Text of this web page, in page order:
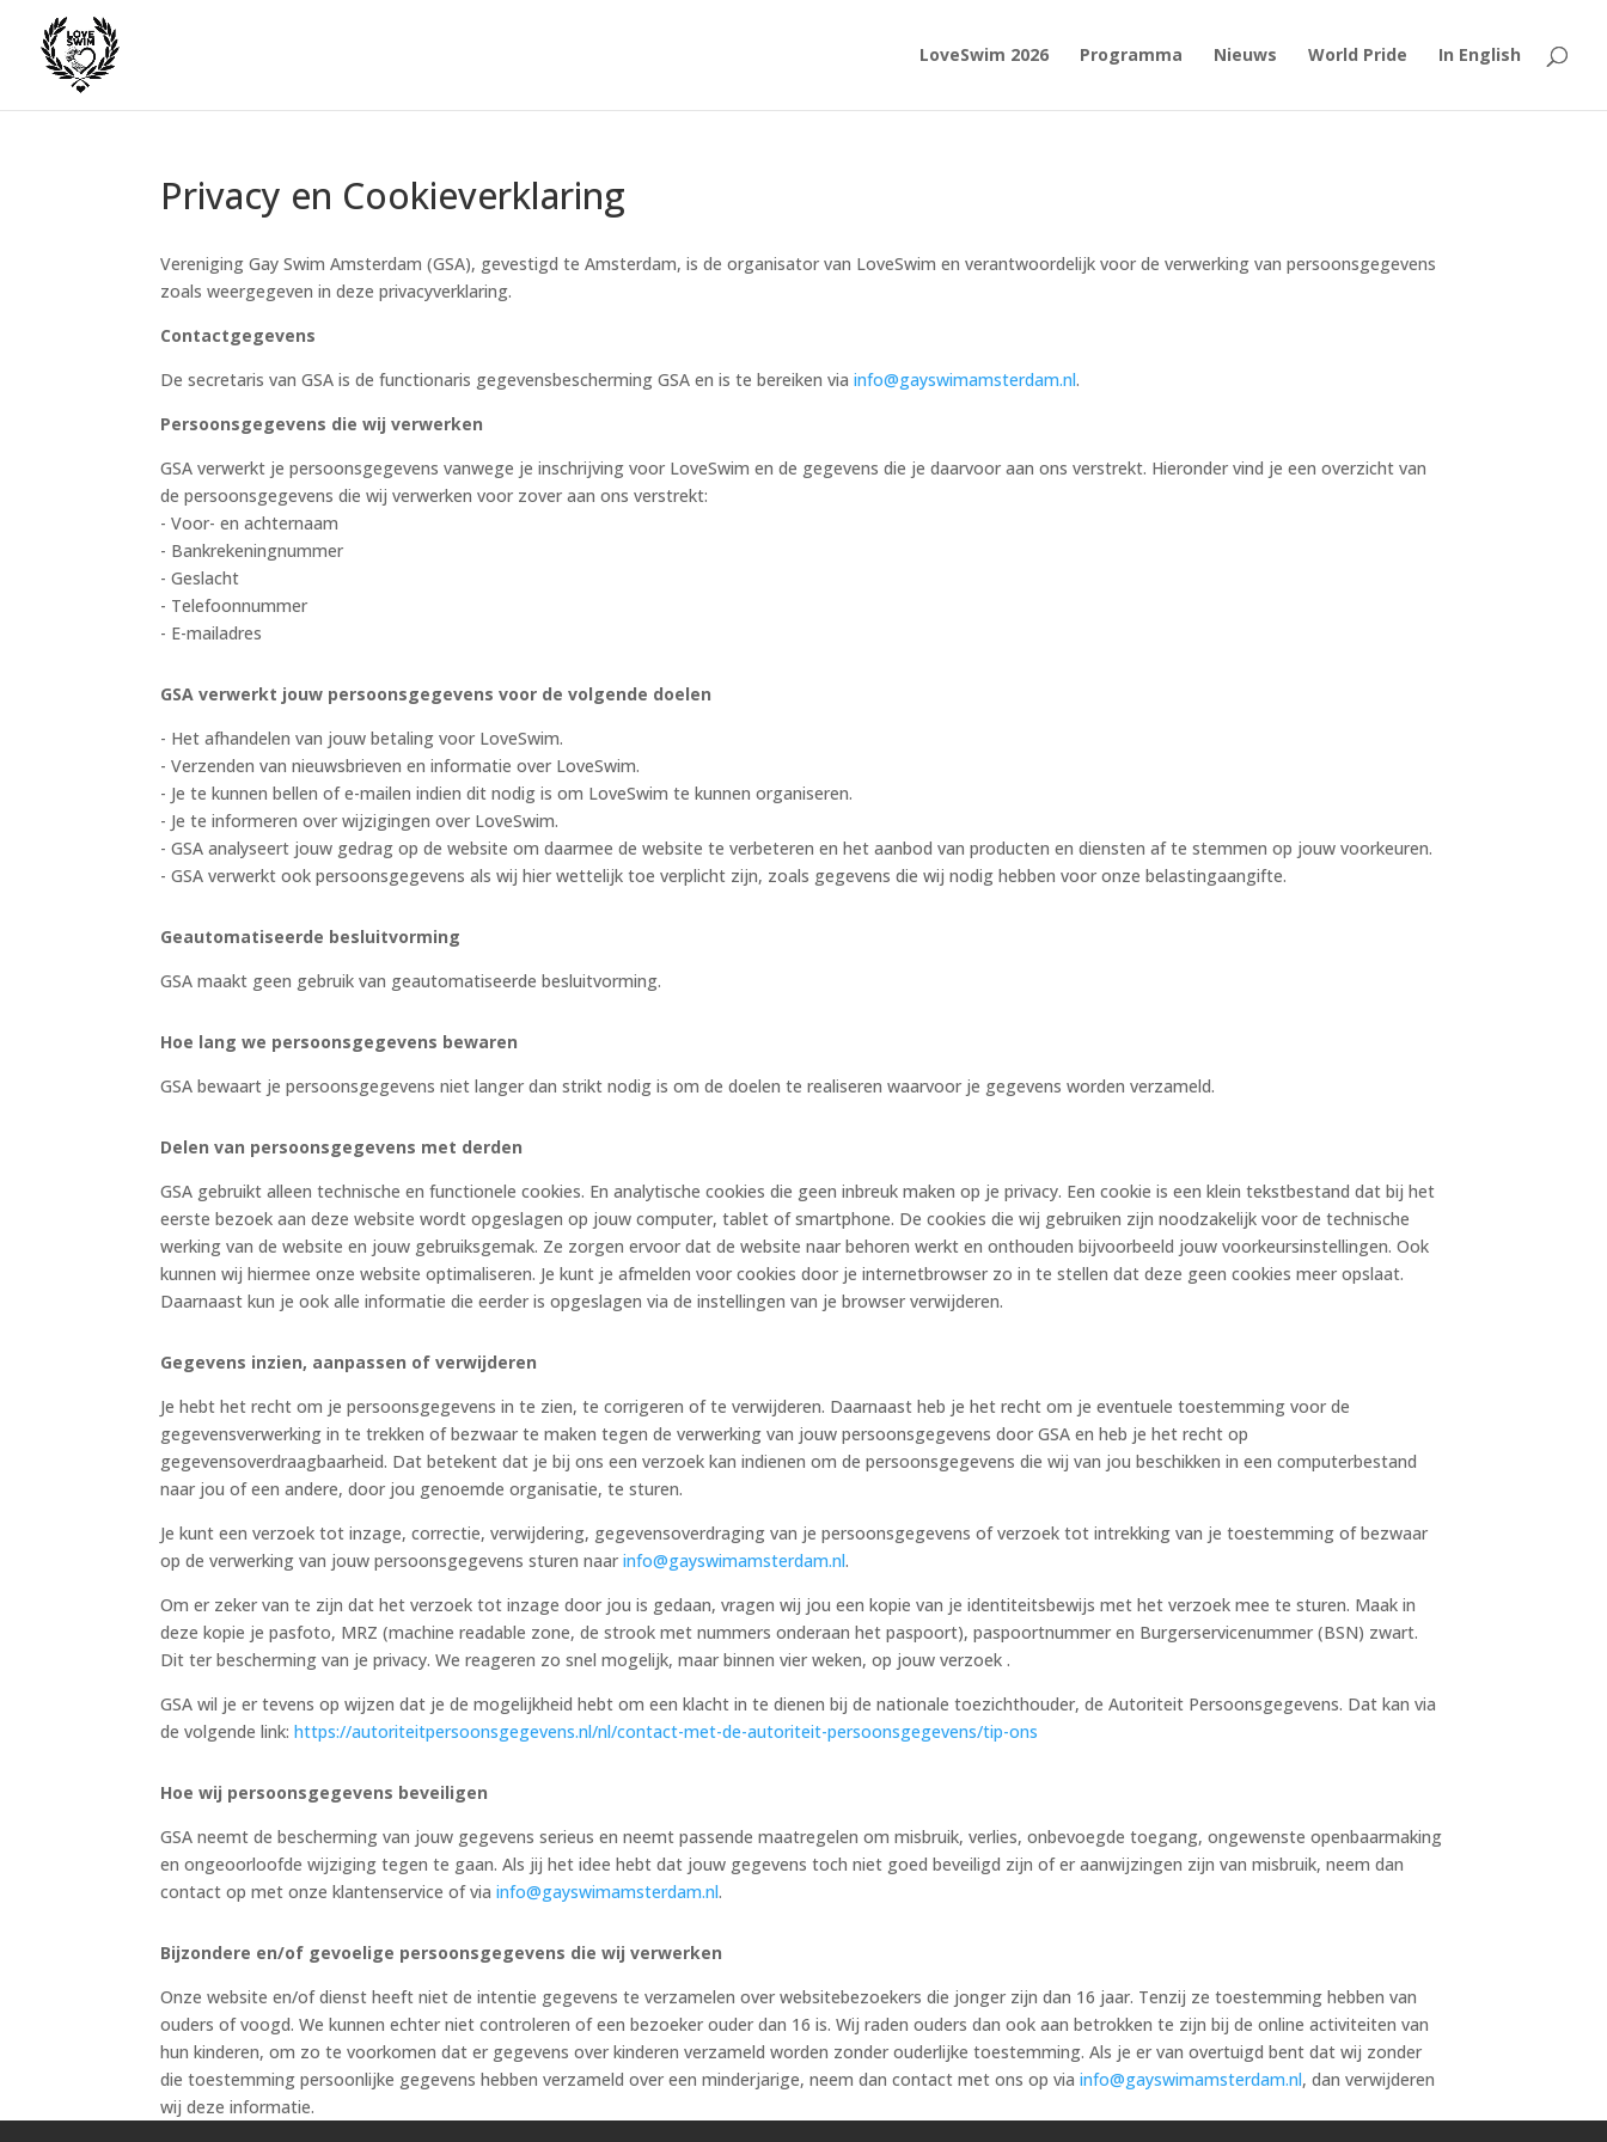
LoveSwim 2026 Programma Nieuws World Pride In English
Privacy en Cookieverklaring
Vereniging Gay Swim Amsterdam (GSA), gevestigd te Amsterdam, is de organisator van LoveSwim en verantwoordelijk voor de verwerking van persoonsgegevens
zoals weergegeven in deze privacyverklaring.
Contactgegevens
De secretaris van GSA is de functionaris gegevensbescherming GSA en is te bereiken viainfo@gayswimamsterdam.nl.
Persoonsgegevens die wij verwerken
GSA verwerkt je persoonsgegevens vanwege je inschrijving voor LoveSwim en de gegevens die je daarvoor aan ons verstrekt. Hieronder vind je een overzicht van
de persoonsgegevens die wij verwerken voor zover aan ons verstrekt:
- Voor- en achternaam
- Bankrekeningnummer
- Geslacht
- Telefoonnummer
- E-mailadres
GSA verwerkt jouw persoonsgegevens voor de volgende doelen
- Het afhandelen van jouw betaling voor LoveSwim.
- Verzenden van nieuwsbrieven en informatie over LoveSwim.
- Je te kunnen bellen of e-mailen indien dit nodig is om LoveSwim te kunnen organiseren.
- Je te informeren over wijzigingen over LoveSwim.
- GSA analyseert jouw gedrag op de website om daarmee de website te verbeteren en het aanbod van producten en diensten af te stemmen op jouw voorkeuren.
- GSA verwerkt ook persoonsgegevens als wij hier wettelijk toe verplicht zijn, zoals gegevens die wij nodig hebben voor onze belastingaangifte.
Geautomatiseerde besluitvorming
GSA maakt geen gebruik van geautomatiseerde besluitvorming.
Hoe lang we persoonsgegevens bewaren
GSA bewaart je persoonsgegevens niet langer dan strikt nodig is om de doelen te realiseren waarvoor je gegevens worden verzameld.
Delen van persoonsgegevens met derden
GSA gebruikt alleen technische en functionele cookies. En analytische cookies die geen inbreuk maken op je privacy. Een cookie is een klein tekstbestand dat bij het
eerste bezoek aan deze website wordt opgeslagen op jouw computer, tablet of smartphone. De cookies die wij gebruiken zijn noodzakelijk voor de technische
werking van de website en jouw gebruiksgemak. Ze zorgen ervoor dat de website naar behoren werkt en onthouden bijvoorbeeld jouw voorkeursinstellingen. Ook
kunnen wij hiermee onze website optimaliseren. Je kunt je afmelden voor cookies door je internetbrowser zo in te stellen dat deze geen cookies meer opslaat.
Daarnaast kun je ook alle informatie die eerder is opgeslagen via de instellingen van je browser verwijderen.
Gegevens inzien, aanpassen of verwijderen
Je hebt het recht om je persoonsgegevens in te zien, te corrigeren of te verwijderen. Daarnaast heb je het recht om je eventuele toestemming voor de
gegevensverwerking in te trekken of bezwaar te maken tegen de verwerking van jouw persoonsgegevens door GSA en heb je het recht op
gegevensoverdraagbaarheid. Dat betekent dat je bij ons een verzoek kan indienen om de persoonsgegevens die wij van jou beschikken in een computerbestand
naar jou of een andere, door jou genoemde organisatie, te sturen.
Je kunt een verzoek tot inzage, correctie, verwijdering, gegevensoverdraging van je persoonsgegevens of verzoek tot intrekking van je toestemming of bezwaar
op de verwerking van jouw persoonsgegevens sturen naarinfo@gayswimamsterdam.nl.
Om er zeker van te zijn dat het verzoek tot inzage door jou is gedaan, vragen wij jou een kopie van je identiteitsbewijs met het verzoek mee te sturen. Maak in
deze kopie je pasfoto, MRZ (machine readable zone, de strook met nummers onderaan het paspoort), paspoortnummer en Burgerservicenummer (BSN) zwart.
Dit ter bescherming van je privacy. We reageren zo snel mogelijk, maar binnen vier weken, op jouw verzoek .
GSA wil je er tevens op wijzen dat je de mogelijkheid hebt om een klacht in te dienen bij de nationale toezichthouder, de Autoriteit Persoonsgegevens. Dat kan via
de volgende link:https://autoriteitpersoonsgegevens.nl/nl/contact-met-de-autoriteit-persoonsgegevens/tip-ons
Hoe wij persoonsgegevens beveiligen
GSA neemt de bescherming van jouw gegevens serieus en neemt passende maatregelen om misbruik, verlies, onbevoegde toegang, ongewenste openbaarmaking
en ongeoorloofde wijziging tegen te gaan. Als jij het idee hebt dat jouw gegevens toch niet goed beveiligd zijn of er aanwijzingen zijn van misbruik, neem dan
contact op met onze klantenservice of viainfo@gayswimamsterdam.nl.
Bijzondere en/of gevoelige persoonsgegevens die wij verwerken
Onze website en/of dienst heeft niet de intentie gegevens te verzamelen over websitebezoekers die jonger zijn dan 16 jaar. Tenzij ze toestemming hebben van
ouders of voogd. We kunnen echter niet controleren of een bezoeker ouder dan 16 is. Wij raden ouders dan ook aan betrokken te zijn bij de online activiteiten van
hun kinderen, om zo te voorkomen dat er gegevens over kinderen verzameld worden zonder ouderlijke toestemming. Als je er van overtuigd bent dat wij zonder
die toestemming persoonlijke gegevens hebben verzameld over een minderjarige, neem dan contact met ons op viainfo@gayswimamsterdam.nl, dan verwijderen
wij deze informatie.